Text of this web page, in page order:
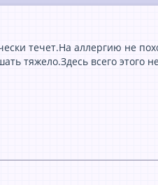
течет.На аллергию не
тяжело.Здесь всего этого